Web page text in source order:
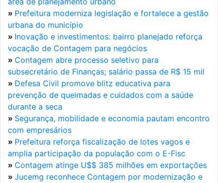
» Prefeitura moderniza legislação e fortalece a gestão
urbana do município
» Inovação e investimentos: bairro planejado reforça
vocação de Contagem para negócios
» Contagem abre processo seletivo para
subsecretário de Finanças; salário passa de R$ 15 mil
» Defesa Civil promove blitz educativa para
prevenção de queimadas e cuidados com a saúde
durante a seca
» Segurança, mobilidade e economia pautam encontro
com empresários
» Prefeitura reforça fiscalização de lotes vagos e
amplia participação da população com o E-Fisc
» Contagem atinge U$$ 385 milhões em exportações
» Jucemg reconhece Contagem por modernização e